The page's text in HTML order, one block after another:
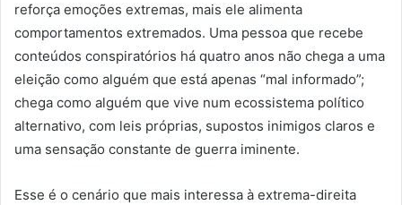
reforça emoções extremas, mais ele alimenta
comportamentos extremados. Uma pessoa que recebe
conteúdos conspiratórios há quatro anos não chega a uma
eleição como alguém que está apenas “mal informado”;
chega como alguém que vive num ecossistema político
alternativo, com leis próprias, supostos inimigos claros e
uma sensação constante de guerra iminente.
Esse é o cenário que mais interessa à extrema-direita